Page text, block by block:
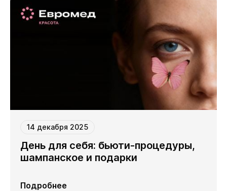
14 декабря 2025
День для себя: бьюти‑процедуры,
шампанское и подарки
Подробнее